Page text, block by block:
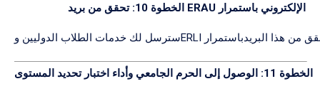
الخطوة 10: تحقق من بريد ERAU الإلكتروني باستمرار
الخطوة 11: الوصول إلى الحرم الجامعي وأداء اختبارتحديد المستوى